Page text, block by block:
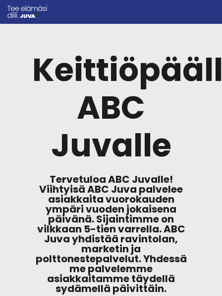
ABC
Juvalle
Tervetuloa ABC Juvalle!
Viihtyisä ABC Juva palvelee
asiakkaita vuorokauden
ympäri vuoden jokaisena
päivänä. Sijaintimme on
vilkkaan 5-tien varrella. ABC
Juva yhdistää ravintolan,
marketin ja
polttonestepalvelut. Yhdessä
me palvelemme
asiakkaitamme täydellä
sydämellä päivittäin.